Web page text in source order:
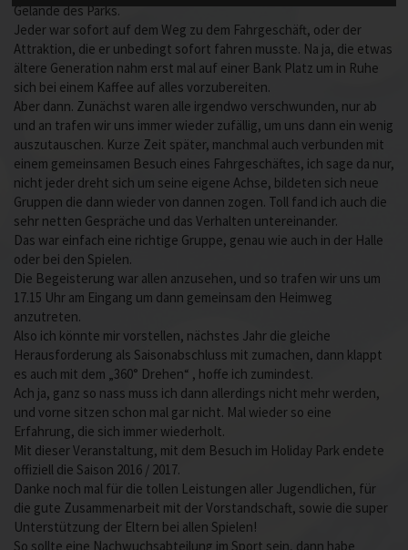
Gelände des Parks.
Jeder war sofort auf dem Weg zu dem Fahrgeschäft, oder der
Attraktion, die er unbedingt sofort fahren musste. Na ja, die etwas
ältere Generation nahm erst mal auf einer Bank Platz um in Ruhe
sich bei einem Kaffee auf alles vorzubereiten.
Aber dann. Zunächst waren alle irgendwo verschwunden, nur ab
und an trafen wir uns immer wieder zufällig, um uns dann ein wenig
auszutauschen. Kurze Zeit später, manchmal auch verbunden mit
einem gemeinsamen Besuch eines Fahrgeschäftes, ich sage da nur,
nicht jeder dreht sich um seine eigene Achse, bildeten sich neue
Gruppen die dann wieder von dannen zogen. Toll fand ich auch die
sehr netten Gespräche und das Verhalten untereinander.
Das war einfach eine richtige Gruppe, genau wie auch in der Halle
oder bei den Spielen.
Die Begeisterung war allen anzusehen, und so trafen wir uns um
17.15 Uhr am Eingang um dann gemeinsam den Heimweg
anzutreten.
Also ich könnte mir vorstellen, nächstes Jahr die gleiche
Herausforderung als Saisonabschluss mit zumachen, dann klappt
es auch mit dem „360° Drehen“ , hoffe ich zumindest.
Ach ja, ganz so nass muss ich dann allerdings nicht mehr werden,
und vorne sitzen schon mal gar nicht. Mal wieder so eine
Erfahrung, die sich immer wiederholt.
Mit dieser Veranstaltung, mit dem Besuch im Holiday Park endete
offiziell die Saison 2016 / 2017.
Danke noch mal für die tollen Leistungen aller Jugendlichen, für
die gute Zusammenarbeit mit der Vorstandschaft, sowie die super
Unterstützung der Eltern bei allen Spielen!
So sollte eine Nachwuchsabteilung im Sport sein, dann habe